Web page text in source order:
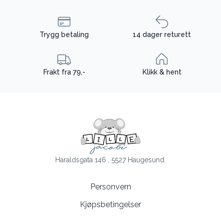
Trygg betaling 14 dager returett
Frakt fra 79,- Klikk & hent
Haraldsgata 146 , 5527 Haugesund.
Personvern
Kjøpsbetingelser